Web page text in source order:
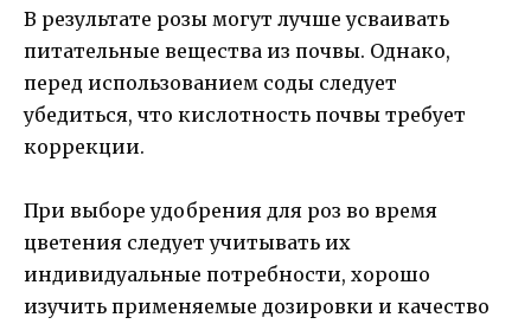
В результате розы могут лучше усваивать
питательные вещества из почвы. Однако,
перед использованием соды следует
убедиться, что кислотность почвы требует
коррекции.
При выборе удобрения для роз во время
цветения следует учитывать их
индивидуальные потребности, хорошо
изучить применяемые дозировки и качество